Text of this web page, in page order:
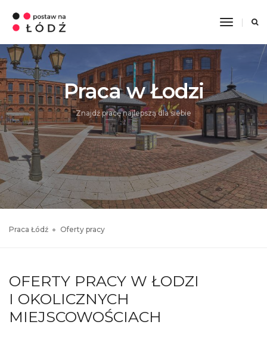
Toggle
Praca w Łodzi
Znajdź pracę najlepszą dla siebie
Praca Łódź Oferty pracy
OFERTY PRACY W ŁODZI
I OKOLICZNYCH
MIEJSCOWOŚCIACH